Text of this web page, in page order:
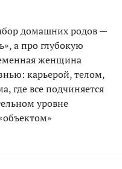
домашних родов —
а про глубокую
женщина
карьерой, телом,
где все подчиняется
уровне